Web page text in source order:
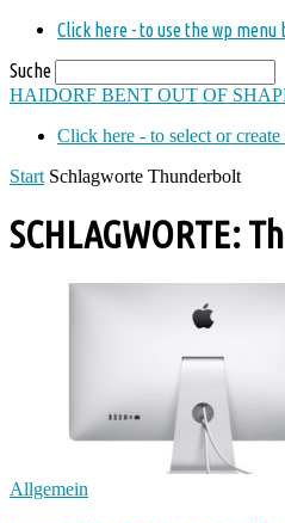
Click here - to use the wp menu
Suche
HAIDORF BENT OUT OF
Click here - to select or create
Start Schlagworte Thunderbolt
SCHLAGWORTE:
Allgemein